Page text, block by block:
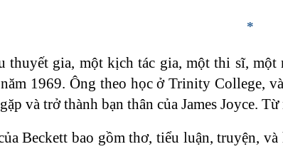
*
thuyết gia, một kịch tác gia, một thi sĩ,
1969. Ông theo học ở Trinity College,
và trở thành bạn thân của James Joyce.
Beckett bao gồm thơ, tiểu luận, truyện,